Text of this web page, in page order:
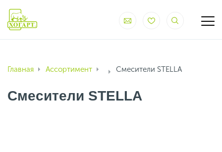
Главная Ассортимент Смесители STELLA
Смесители STELLA